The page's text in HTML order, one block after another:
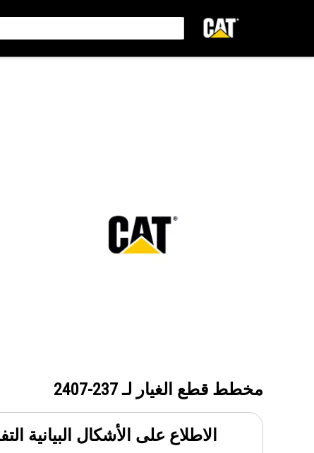
مخطط قطع الغيار لـ237-2407
الاطلاع على الأشكال البيانية